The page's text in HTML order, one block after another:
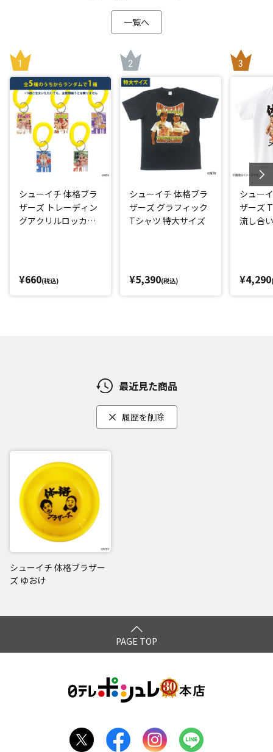
一覧へ
シューイチ 体格ブラ
ザーズ トレーディン
グアクリルロッカー
¥660(税込)
シューイチ 体格ブラ
ザーズ グラフィック
Tシャツ 特大サイズ
¥5,390(税込)
シュー
ザーズ
流し合
¥4,290
最近見た商品
履歴を削除
シューイチ 体格ブラザー
ズ ゆおけ
PAGE TOP